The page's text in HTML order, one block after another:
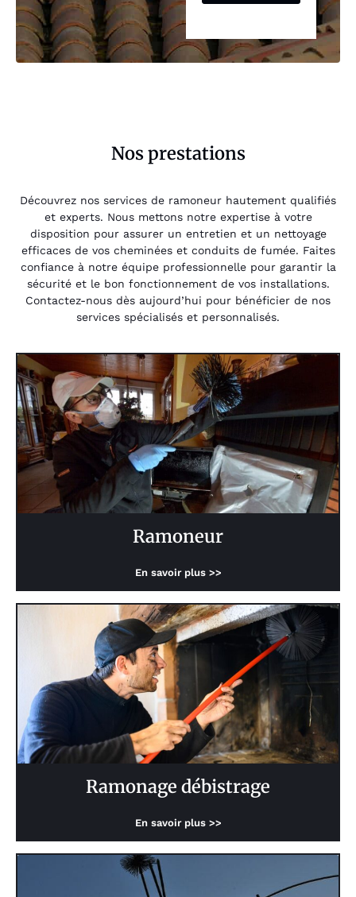
Nos prestations
Découvrez nos services de ramoneur hautement qualifiés
et experts. Nous mettons notre expertise à votre
disposition pour assurer un entretien et un nettoyage
efficaces de vos cheminées et conduits de fumée. Faites
confiance à notre équipe professionnelle pour garantir la
sécurité et le bon fonctionnement de vos installations.
Contactez-nous dès aujourd’hui pour bénéficier de nos
services spécialisés et personnalisés.
Ramoneur
En savoir plus >>
Ramonage débistrage
En savoir plus >>